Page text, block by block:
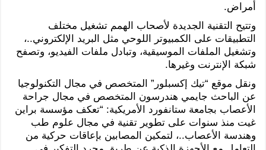
أمراض.
وتتيح التقنية الجديدة لأصحاب الهمم تشغيل مختلف
التطبيقات على الكمبيوتر اللوحي مثل البريد الإلكتروني..،
وتشغيل الملفات الموسيقية، وتبادل ملفات الفيديو، وتصفح
شبكة الإنترنت وغيرها.
ونقل موقع “تيك إكسبلور” المتخصص في مجال التكنولوجيا
عن الباحث جايمي هندرسون المتخصص في مجال جراحة
الأعصاب بجامعة ستانفورد الأمريكية: “تعكف مؤسسة براين
غيت منذ سنوات على تطوير تقنية في مجال علوم طب
وهندسة الأعصاب..، لتمكين المصابين بإعاقات حركية من